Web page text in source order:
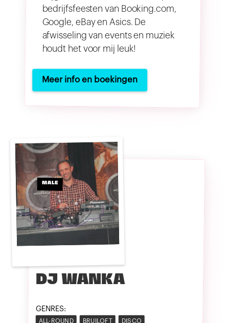
bedrijfsfeesten van Booking.com,
Google, eBay en Asics. De
afwisseling van events en muziek
houdt het voor mij leuk!
Meer info en boekingen
DJ WANKA
GENRES:
ALL-ROUND BRUILOFT DISCO
MALE